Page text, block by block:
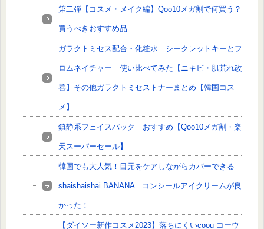
第二弾【コスメ・メイク編】Qoo10メガ割で何買う？
買うべきおすすめ品
ガラクトミセス配合・化粧水 シークレットキーとフ
ロムネイチャー 使い比べてみた【ニキビ・肌荒れ改
善】その他ガラクトミセストナーまとめ【韓国コス
メ】
鎮静系フェイスパック おすすめ【Qoo10メガ割・楽
天スーパーセール】
韓国でも大人気！目元をケアしながらカバーできる
shaishaishai BANANA コンシールアイクリームが良
かった！
【ダイソー新作コスメ2023】落ちにくいcoou コーウ